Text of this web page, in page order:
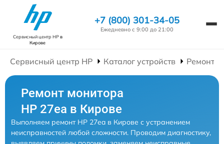
Сервисный центр HPв
Кирове
+7 (800) 301-34-05
Ежедневно с 9:00 до 21:00
Сервисный центр HP Каталог устройств Ремонт
Ремонт монитора
HP 27ea в Кирове
Выполняем ремонт HP 27ea в Кирове с устранением
неисправностей любой сложности. Проводим диагностику,